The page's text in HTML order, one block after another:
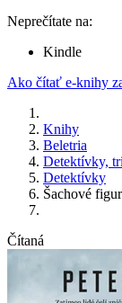
Neprečítate na:
Kindle
Ako čítať e-knihy
Knihy
Beletria
Detektívky,
Detektívky
Šachové
Čítaná